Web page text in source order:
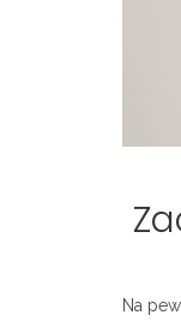
Na